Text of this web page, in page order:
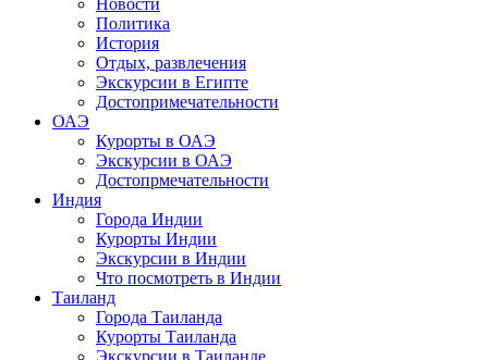
Новости
Политика
История
Отдых, развлечения
Экскурсии в Египте
Достопримечательности
ОАЭ
Курорты в ОАЭ
Экскурсии в ОАЭ
Достопрмечательности
Индия
Города Индии
Курорты Индии
Экскурсии в Индии
Что посмотреть в Индии
Таиланд
Города Таиланда
Курорты Таиланда
Экскурсии в Таиланде